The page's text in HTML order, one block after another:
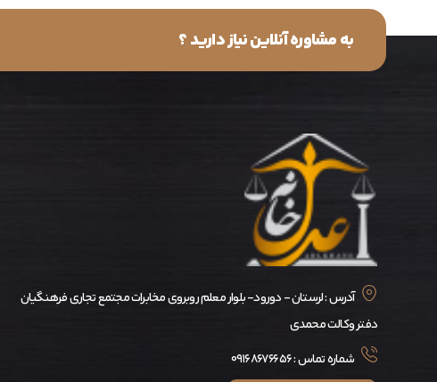
به مشاوره آنلاین نیاز دارید ؟
آدرس : لرستان - دورود- بلوار معلم روبروی مخابرات مجتمع تجاری فرهنگیان
دفتر وکالت محمدی
شماره تماس : ۰۹۱۶۸۶۷۶۶۵۶